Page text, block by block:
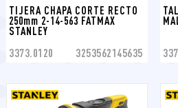
TIJERA CHAPA CORTE RECTO
250mm 2-14-563 FATMAX
STANLEY
3373.0120 3253562145635